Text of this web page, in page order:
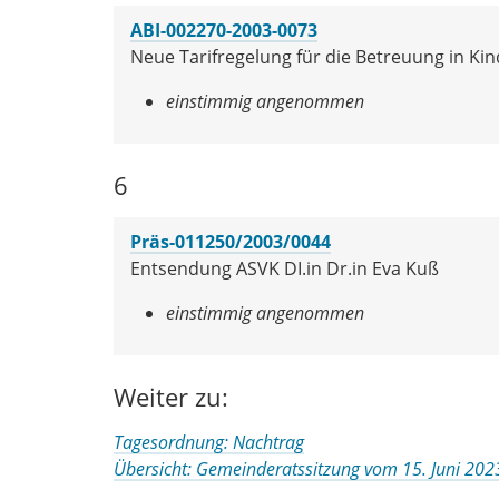
ABI-002270-2003-0073
Neue Tarifregelung für die Betreuung in
einstimmig angenommen
6
Präs-011250/2003/0044
Entsendung ASVK DI.in Dr.in Eva Kuß
einstimmig angenommen
Weiter zu:
Tagesordnung: Nachtrag
Übersicht: Gemeinderatssitzung vom 15. Juni